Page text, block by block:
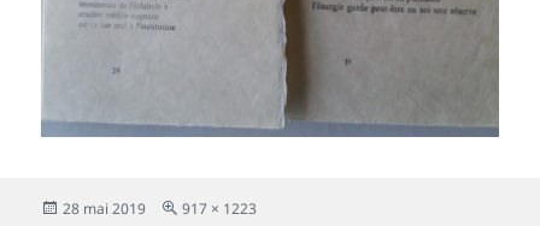
Publié
28 mai 2019
Taille
917 × 1223